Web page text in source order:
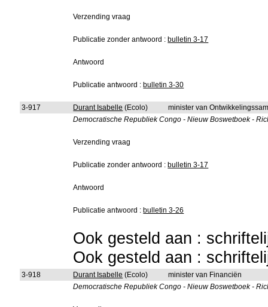
Verzending vraag
Publicatie zonder antwoord : bulletin 3-17
Antwoord
Publicatie antwoord : bulletin 3-30
3-917 Durant Isabelle (Ecolo)
minister van
Democratische Republiek Congo - Nieuw Boswetboek -
Verzending vraag
Publicatie zonder antwoord : bulletin 3-17
Antwoord
Publicatie antwoord : bulletin 3-26
Ook gesteld aan :
Ook gesteld aan :
3-918 Durant Isabelle (Ecolo)
minister van Financiën
Democratische Republiek Congo - Nieuw Boswetboek -